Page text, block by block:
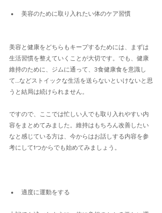
美容のために取り入れたい体のケア習慣
美容と健康をどちらもキープするためには、まずは
生活習慣を整えていくことが大切です。でも、健康
維持のために、ジムに通って、3食健康食を意識し
て…などストイックな生活を送らないといけないと思
うと結局は続けられません。
ですので、ここでは忙しい人でも取り入れやすい内
容をまとめてみました。維持はもちろん改善したい
なと感じている方は、今からはお話しする内容を参
考にして1つからでも始めてみましょう。
適度に運動をする